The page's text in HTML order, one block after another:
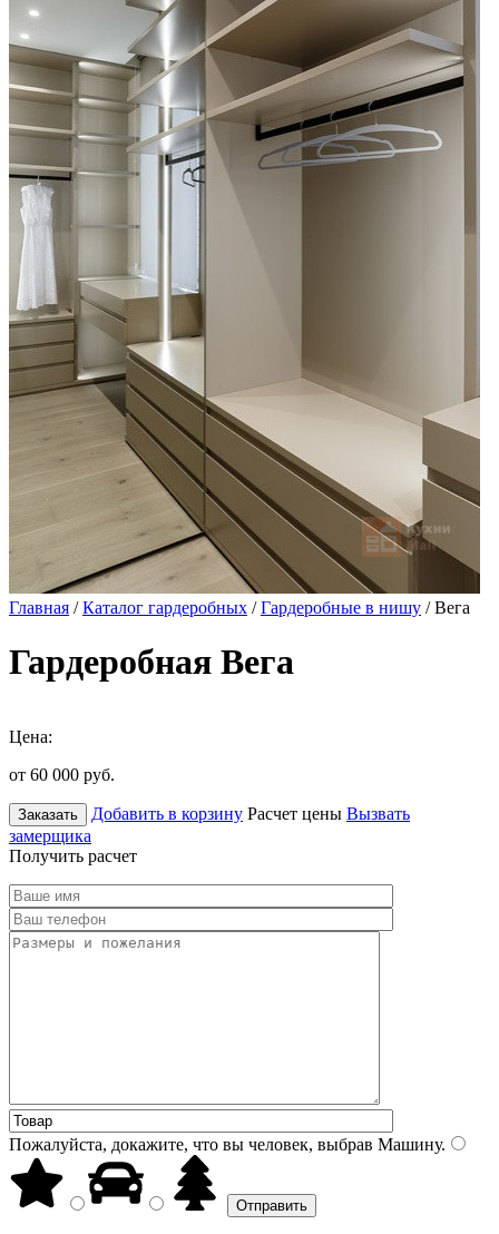
Главная /Каталог гардеробных /Гардеробные в нишу / Вега
Гардеробная Вега
Цена:
от 60 000 руб.
Заказать Добавить в корзину Расчет цены Вызвать
замерщика
Получить расчет
Пожалуйста, докажите, что вы человек, выбрав Машину.